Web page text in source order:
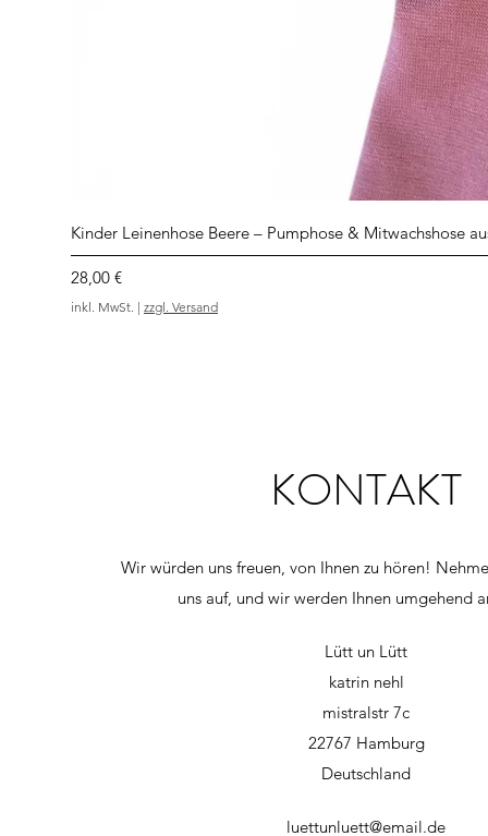
Kinder Leinenhose Beere – Pumphose & Mitwachshose
Preis
28,00 €
inkl. MwSt. | zzgl. Versand
KONTAKT
Wir würden uns freuen, von Ihnen zu hören!
uns auf, und wir werden Ihnen umgehend
Lütt un Lütt
katrin nehl
mistralstr 7c
22767 Hamburg
Deutschland
luettunluett@email.de